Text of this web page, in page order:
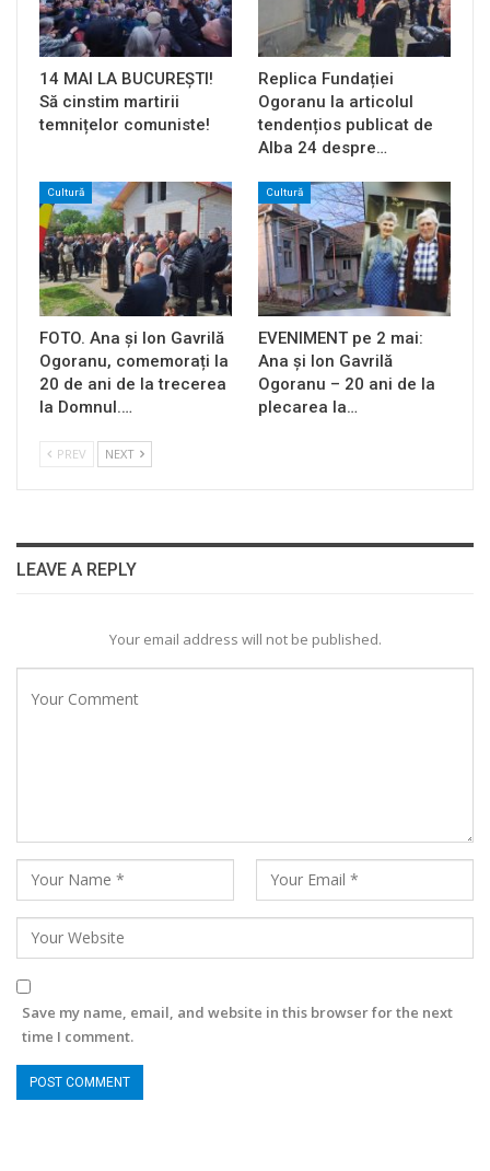
14 MAI LA BUCUREȘTI!
Să cinstim martirii
temnițelor comuniste!
Replica Fundației
Ogoranu la articolul
tendențios publicat de
Alba 24 despre…
Cultură
FOTO. Ana și Ion Gavrilă
Ogoranu, comemorați la
20 de ani de la trecerea
la Domnul.…
Cultură
EVENIMENT pe 2 mai:
Ana și Ion Gavrilă
Ogoranu – 20 ani de la
plecarea la…
PREV NEXT
LEAVE A REPLY
Your email address will not be published.
Save my name, email, and website in this browser for the next
time I comment.